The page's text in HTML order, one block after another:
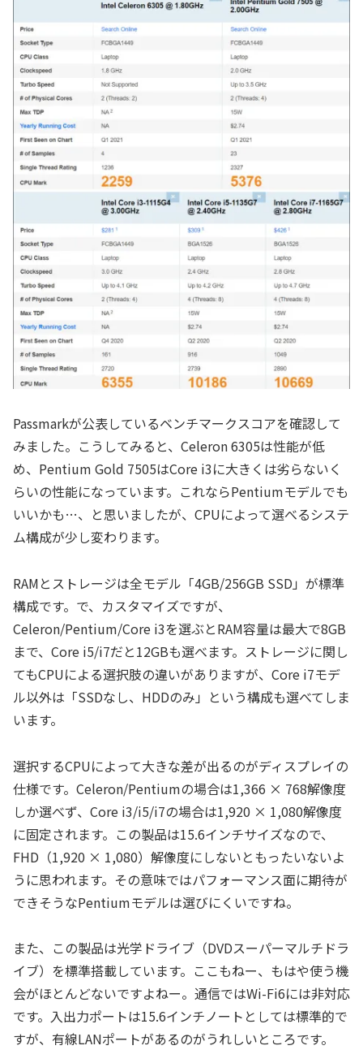
Passmarkが公表しているベンチマークスコアを確認して
みました。こうしてみると、Celeron 6305は性能が低
め、Pentium Gold 7505はCore i3に大きくは劣らないく
らいの性能になっています。これならPentiumモデルでも
いいかも…、と思いましたが、CPUによって選べるシステ
ム構成が少し変わります。
RAMとストレージは全モデル「4GB/256GB SSD」が標準
構成です。で、カスタマイズですが、
Celeron/Pentium/Core i3を選ぶとRAM容量は最大で8GB
まで、Core i5/i7だと12GBも選べます。ストレージに関し
てもCPUによる選択肢の違いがありますが、Core i7モデ
ル以外は「SSDなし、HDDのみ」という構成も選べてしま
います。
選択するCPUによって大きな差が出るのがディスプレイの
仕様です。Celeron/Pentiumの場合は1,366 × 768解像度
しか選べず、Core i3/i5/i7の場合は1,920 × 1,080解像度
に固定されます。この製品は15.6インチサイズなので、
FHD（1,920 × 1,080）解像度にしないともったいないよ
うに思われます。その意味ではパフォーマンス面に期待が
できそうなPentiumモデルは選びにくいですね。
また、この製品は光学ドライブ（DVDスーパーマルチドラ
イブ）を標準搭載しています。ここもねー、もはや使う機
会がほとんどないですよねー。通信ではWi-Fi6には非対応
です。入出力ポートは15.6インチノートとしては標準的で
すが、有線LANポートがあるのがうれしいところです。